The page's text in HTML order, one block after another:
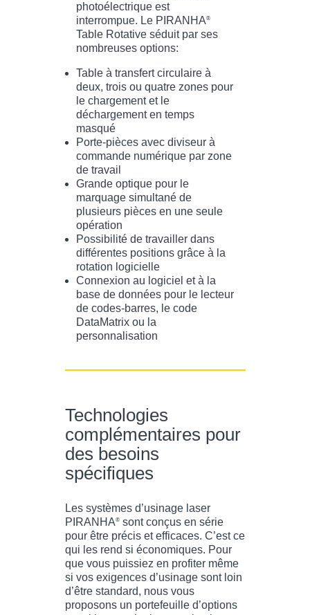
photoélectrique est
interrompue. Le PIRANHA®
Table Rotative séduit par ses
nombreuses options:
Table à transfert circulaire à
deux, trois ou quatre zones pour
le chargement et le
déchargement en temps
masqué
Porte-pièces avec diviseur à
commande numérique par zone
de travail
Grande optique pour le
marquage simultané de
plusieurs pièces en une seule
opération
Possibilité de travailler dans
différentes positions grâce à la
rotation logicielle
Connexion au logiciel et à la
base de données pour le lecteur
de codes-barres, le code
DataMatrix ou la
personnalisation
Technologies
complémentaires pour
des besoins
spécifiques
Les systèmes d’usinage laser
PIRANHA®sont conçus en série
pour être précis et efficaces. C’est ce
qui les rend si économiques. Pour
que vous puissiez en profiter même
si vos exigences d’usinage sont loin
d’être standard, nous vous
proposons un portefeuille d’options